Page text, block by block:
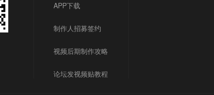
APP下载
制作人招募签约
视频后期制作攻略
论坛发视频贴教程